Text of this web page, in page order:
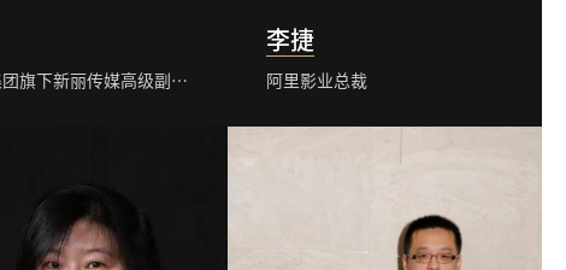
阅文集团旗下新丽传媒高级副总裁兼新丽电影CEO
李捷
阿里影业总裁